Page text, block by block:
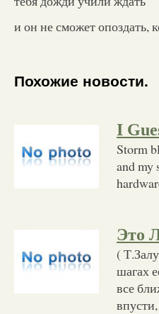
и он не сможет опоздать,
Похожие новости.
I
Storm
and my
Это
(
шагах
все